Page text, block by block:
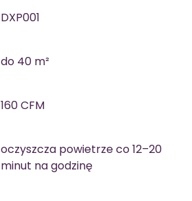
DXP001
do 40 m²
160 CFM
oczyszcza powietrze co 12–20
minut na godzinę